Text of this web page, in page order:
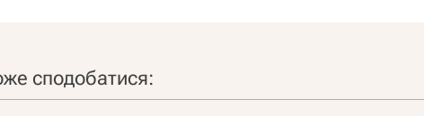
сподобатися: